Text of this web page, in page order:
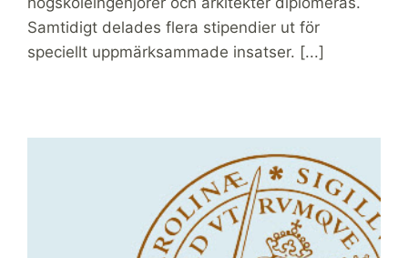
Samtidigt delades flera stipendier ut för
speciellt uppmärksammade insatser. [...]